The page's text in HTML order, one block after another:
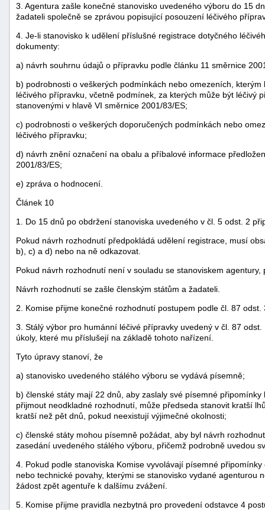
3. Agentura zašle konečné stanovisko uvedeného výboru do 15
žadateli společně se zprávou popisující posouzení léčivého
4. Je-li stanovisko k udělení příslušné registrace dotyčného
dokumenty:
a) návrh souhrnu údajů o přípravku podle článku 11 směrnice
b) podrobnosti o veškerých podmínkách nebo omezeních,
léčivého přípravku, včetně podmínek, za kterých může být léčivý
stanovenými v hlavě VI směrnice 2001/83/ES;
c) podrobnosti o veškerých doporučených podmínkách nebo
léčivého přípravku;
d) návrh znění označení na obalu a příbalové informace
2001/83/ES;
e) zpráva o hodnocení.
Článek 10
1. Do 15 dnů po obdržení stanoviska uvedeného v čl. 5 odst. 2
Pokud návrh rozhodnutí předpokládá udělení registrace, musí
b), c) a d) nebo na ně odkazovat.
Pokud návrh rozhodnutí není v souladu se stanoviskem
Návrh rozhodnutí se zašle členským státům a žadateli.
2. Komise přijme konečné rozhodnutí postupem podle čl. 87
3. Stálý výbor pro humánní léčivé přípravky uvedený v čl. 87
úkoly, které mu příslušejí na základě tohoto nařízení.
Tyto úpravy stanoví, že
a) stanovisko uvedeného stálého výboru se vydává písemně;
b) členské státy mají 22 dnů, aby zaslaly své písemné
přijmout neodkladné rozhodnutí, může předseda stanovit kratší
kratší než pět dnů, pokud neexistují výjimečné okolnosti;
c) členské státy mohou písemně požádat, aby byl návrh
zasedání uvedeného stálého výboru, přičemž podrobně uvedou
4. Pokud podle stanoviska Komise vyvolávají písemné
nebo technické povahy, kterými se stanovisko vydané agenturou
žádost zpět agentuře k dalšímu zvážení.
5. Komise přijme pravidla nezbytná pro provedení odstavce 4